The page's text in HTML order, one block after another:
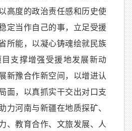
高度的政治责任感和历史使
定当作自己的事，立足受援
所能，以凝心铸魂绘就民族
支撑增强受援地发展新动
新豫合作新空间，以增进认
面，以真抓实干交出对口支
力河南与新疆在地质探矿、
、教育合作、文旅发展、人